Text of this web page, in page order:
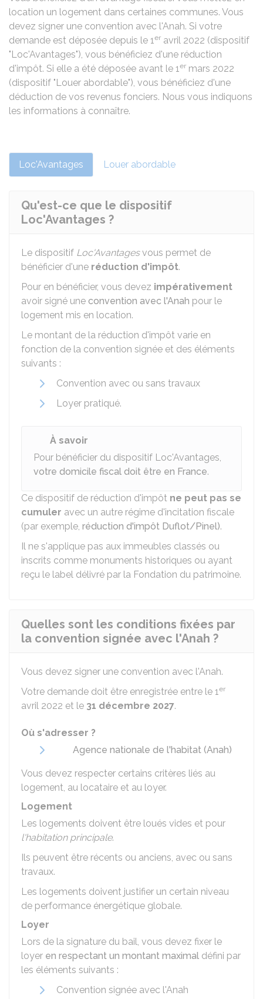
location un logement dans certaines communes. Vous
devez signer une convention avec l'Anah. Si votre
demande est déposée depuis le 1er avril 2022 (dispositif
"Loc'Avantages"), vous bénéficiez d'une réduction
d'impôt. Si elle a été déposée avant le 1er mars 2022
(dispositif "Louer abordable"), vous bénéficiez d'une
déduction de vos revenus fonciers. Nous vous indiquons
les informations à connaître.
Loc'Avantages Louer abordable
Qu'est-ce que le dispositif
Loc'Avantages ?
Le dispositif Loc'Avantagesvous permet de
bénéficier d'une réduction d'impôt.
Pour en bénéficier, vous devez impérativement
avoir signé une convention avec l'Anah pour le
logement mis en location.
Le montant de la réduction d'impôt varie en
fonction de la convention signée et des éléments
suivants :
Convention avec ou sans travaux
Loyer pratiqué.
À savoir
Pour bénéficier du dispositif Loc'Avantages,
votre domicile fiscal doit être en France.
Ce dispositif de réduction d'impôt ne peut pas se
cumuler avec un autre régime d'incitation fiscale
(par exemple, réduction d'impôt Duflot/Pinel).
Il ne s'applique pas aux immeubles classés ou
inscrits comme monuments historiques ou ayant
reçu le label délivré par la Fondation du patrimoine.
Quelles sont les conditions fixées par
la convention signée avec l'Anah ?
Vous devez signer une convention avec l'Anah.
Votre demande doit être enregistrée entre le 1er
avril 2022 et le 31 décembre 2027.
Où s'adresser ?
Agence nationale de l'habitat (Anah)
Vous devez respecter certains critères liés au
logement, au locataire et au loyer.
Logement
Les logements doivent être loués vides et pour
l'habitation principale.
Ils peuvent être récents ou anciens, avec ou sans
travaux.
Les logements doivent justifier un certain niveau
de performance énergétique globale.
Loyer
Lors de la signature du bail, vous devez fixer le
loyer en respectant un montant maximal défini par
les éléments suivants :
Convention signée avec l'Anah